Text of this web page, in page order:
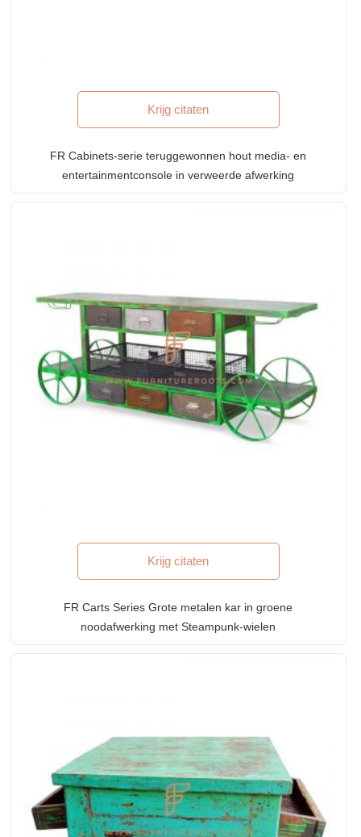
Krijg citaten
FR Cabinets-serie teruggewonnen hout media- en
entertainmentconsole in verweerde afwerking
Krijg citaten
FR Carts Series Grote metalen kar in groene
noodafwerking met Steampunk-wielen